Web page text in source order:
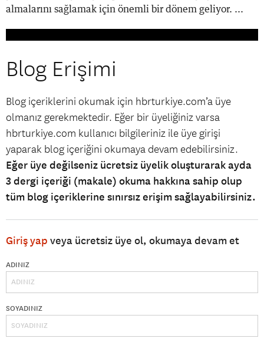
almalarını sağlamak için önemli bir dönem geliyor. ...
Blog Erişimi
Blog içeriklerini okumak için hbrturkiye.com’a üye
olmanız gerekmektedir. Eğer bir üyeliğiniz varsa
hbrturkiye.com kullanıcı bilgileriniz ile üye girişi
yaparak blog içeriğini okumaya devam edebilirsiniz.
Eğer üye değilseniz ücretsiz üyelik oluşturarak ayda
3 dergi içeriği (makale) okuma hakkına sahip olup
tüm blog içeriklerine sınırsız erişim sağlayabilirsiniz.
Giriş yap veya ücretsiz üye ol, okumaya devam et
ADINIZ
SOYADINIZ